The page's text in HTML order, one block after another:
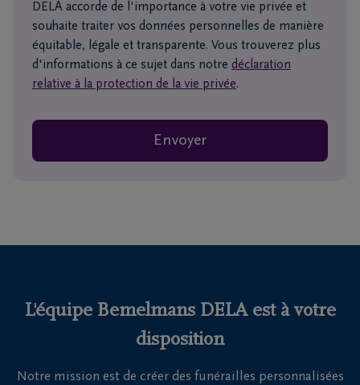
DELA accorde de l'importance à votre vie privée et
souhaite traiter vos données personnelles de manière
équitable, légale et transparente. Vous trouverez plus
d'informations à ce sujet dans notre déclaration
relative à la protection de la vie privée.
Envoyer
L'équipe Bemelmans DELA est à votre
disposition
Notre mission est de créer des funérailles personnalisées